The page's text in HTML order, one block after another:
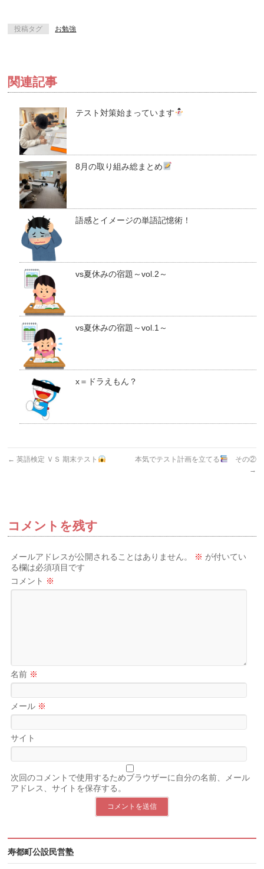
投稿タグ お勉強
関連記事
テスト対策始まっています
8月の取り組み総まとめ
語感とイメージの単語記憶術！
vs夏休みの宿題～vol.2～
vs夏休みの宿題～vol.1～
x＝ドラえもん？
← 英語検定 ＶＳ 期末テスト 本気でテスト計画を立てる
その②
→
コメントを残す
メールアドレスが公開されることはありません。 ※ が付いてい
る欄は必須項目です
コメント ※
名前 ※
メール ※
サイト
次回のコメントで使用するためブラウザーに自分の名前、メール
アドレス、サイトを保存する。
寿都町公設民営塾